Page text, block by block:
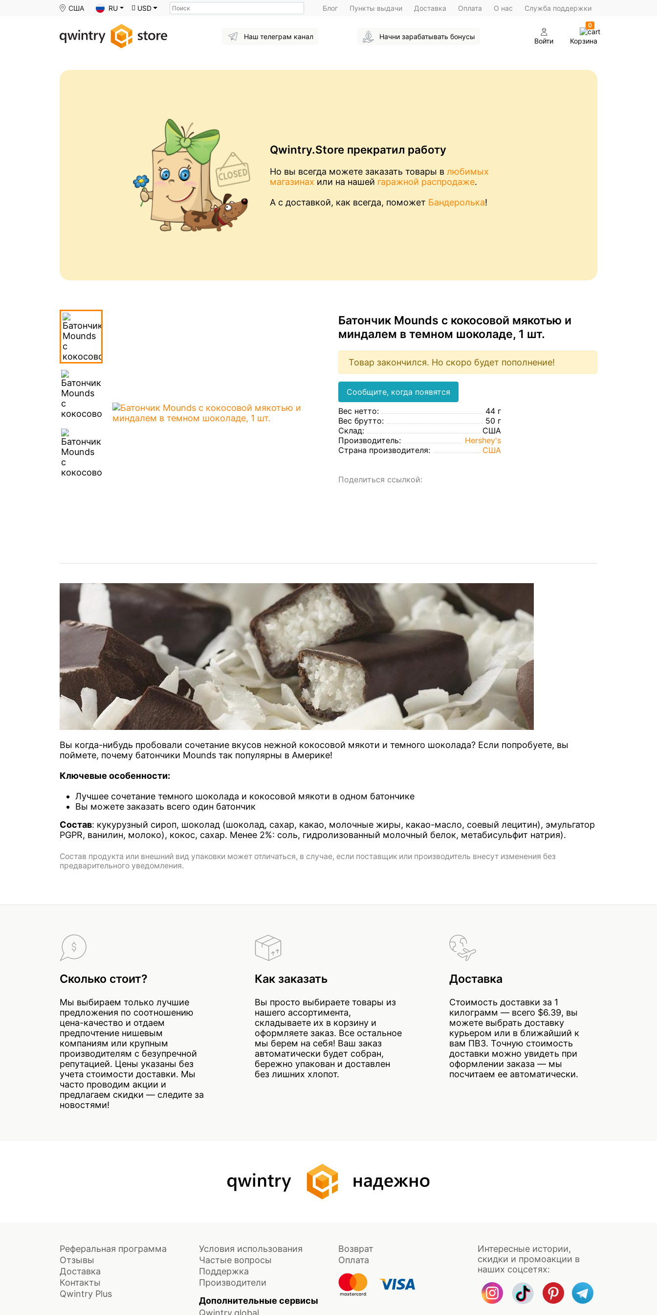
США RU USD Поиск Блог Пункты выдачи Доставка Оплата О нас Служба поддержки
Наш телеграм канал Начни зарабатывать бонусы
Войти
0
Корзина
Qwintry.Store прекратил работу
Но вы всегда можете заказать товары в любимых
магазинах или на нашей гаражной распродаже.
А с доставкой, как всегда, поможет Бандеролька!
Батончик Mounds с кокосовой мякотью и
миндалем в темном шоколаде, 1 шт.
Товар закончился. Но скоро будет пополнение!
Сообщите, когда появятся
Вес нетто:
44 г
Вес брутто:
50 г
Склад:
США
Производитель:
Hershey's
Страна производителя:
США
Поделиться ссылкой:
Вы когда-нибудь пробовали сочетание вкусов нежной кокосовой мякоти и темного шоколада? Если попробуете, вы
поймете, почему батончики Mounds так популярны в Америке!
Ключевые особенности:
Лучшее сочетание темного шоколада и кокосовой мякоти в одном батончике
Вы можете заказать всего один батончик
Состав: кукурузный сироп, шоколад (шоколад, сахар, какао, молочные жиры, какао-масло, соевый лецитин), эмульгатор
PGPR, ванилин, молоко), кокос, сахар. Менее 2%: соль, гидролизованный молочный белок, метабисульфит натрия).
Состав продукта или внешний вид упаковки может отличаться, в случае, если поставщик или производитель внесут изменения без
предварительного уведомления.
Сколько стоит?
Мы выбираем только лучшие
предложения по соотношению
цена-качество и отдаем
предпочтение нишевым
компаниям или крупным
производителям с безупречной
репутацией. Цены указаны без
учета стоимости доставки. Мы
часто проводим акции и
предлагаем скидки — следите за
новостями!
Как заказать
Вы просто выбираете товары из
нашего ассортимента,
складываете их в корзину и
оформляете заказ. Все остальное
мы берем на себя! Ваш заказ
автоматически будет собран,
бережно упакован и доставлен
без лишних хлопот.
Доставка
Стоимость доставки за 1
килограмм — всего $6.39, вы
можете выбрать доставку
курьером или в ближайший к
вам ПВЗ. Точную стоимость
доставки можно увидеть при
оформлении заказа — мы
посчитаем ее автоматически.
Реферальная программа
Отзывы
Доставка
Контакты
Qwintry Plus
Условия использования
Частые вопросы
Поддержка
Производители
Дополнительные сервисы
Qwintry.global
Возврат
Оплата
Интересные истории,
скидки и промоакции в
наших соцсетях: